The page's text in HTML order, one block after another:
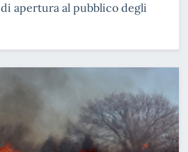
apertura al pubblico degli